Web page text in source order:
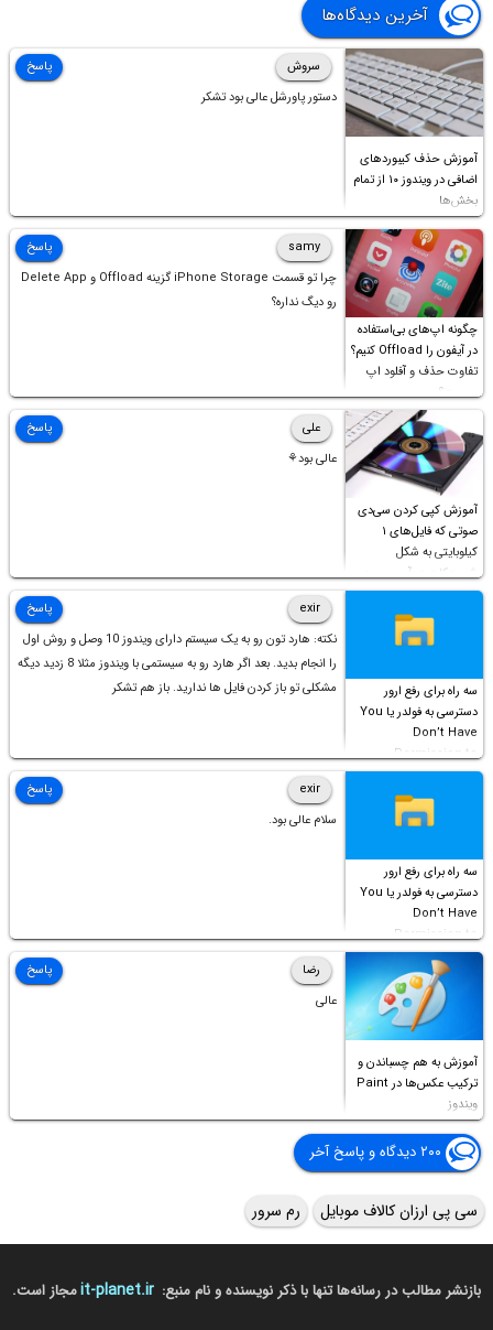
آخرین دیدگاه‌ها
آموزش حذف کیبوردهای
اضافی در ویندوز ۱۰ از تمام
بخش‌ها
سروش
دستور پاورشل عالی بود تشکر
پاسخ
چگونه اپ‌های بی‌استفاده
در آیفون را Offload کنیم؟
تفاوت حذف و آفلود اپ
چیست؟
samy
چرا تو قسمت iPhone Storage گزینه Offload و Delete App
رو دیگ نداره؟
پاسخ
آموزش کپی کردن سی‌دی
صوتی که فایل‌های ۱
کیلوبایتی به شکل
شورت‌کات در آن موجود
است!
علی
عالی بود⚘
پاسخ
سه راه برای رفع ارور
دسترسی به فولدر یا You
Don’t Have
Permission to
Access this folder
exir
نکته: هارد تون رو به یک سیستم دارای ویندوز 10 وصل و روش اول
را انجام بدید. بعد اگر هارد رو به سیستمی با ویندوز مثلا 8 زدید دیگه
مشکلی تو باز کردن فایل ها ندارید. باز هم تشکر
پاسخ
سه راه برای رفع ارور
دسترسی به فولدر یا You
Don’t Have
Permission to
Access this folder
exir
سلام عالی بود.
پاسخ
آموزش به هم چسباندن و
ترکیب عکس‌ها در Paint
ویندوز
رضا
عالی
پاسخ
۲۰۰ دیدگاه و پاسخ آخر
سی پی ارزان کالاف موبایل رم سرور
بازنشر مطالب در رسانه‌ها تنها با ذکر نویسنده و نام منبع: it-planet.irمجاز است.